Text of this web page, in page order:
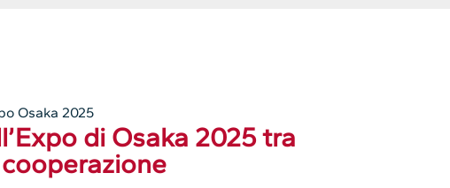
Osaka 2025
di Osaka 2025 tra